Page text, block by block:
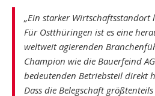
„Ein starker Wirtschaftsstandort
Für Ostthüringen ist es eine
weltweit agierenden
Champion wie die Bauerfeind
bedeutenden Betriebsteil direkt
Dass die Belegschaft